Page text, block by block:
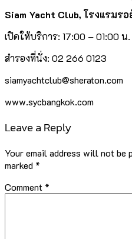
Siam Yacht Club, โรงแรมรอ
เปิดให้บริการ: 17:00 – 01:00 น.
สำรองที่นั่ง: 02 266 0123
siamyachtclub@sheraton.com
www.sycbangkok.com
Leave a Reply
Your email address will not be
marked *
Comment *